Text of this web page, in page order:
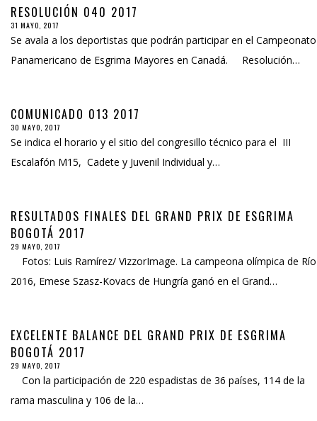
RESOLUCIÓN 040 2017
31 MAYO, 2017
Se avala a los deportistas que podrán participar en el Campeonato
Panamericano de Esgrima Mayores en Canadá. Resolución…
COMUNICADO 013 2017
30 MAYO, 2017
Se indica el horario y el sitio del congresillo técnico para el III
Escalafón M15, Cadete y Juvenil Individual y…
RESULTADOS FINALES DEL GRAND PRIX DE ESGRIMA
BOGOTÁ 2017
29 MAYO, 2017
Fotos: Luis Ramírez/ VizzorImage. La campeona olímpica de Río
2016, Emese Szasz-Kovacs de Hungría ganó en el Grand…
EXCELENTE BALANCE DEL GRAND PRIX DE ESGRIMA
BOGOTÁ 2017
29 MAYO, 2017
Con la participación de 220 espadistas de 36 países, 114 de la
rama masculina y 106 de la…